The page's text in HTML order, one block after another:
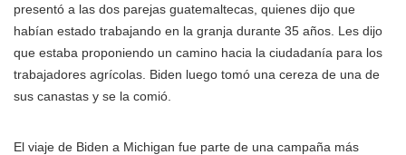
presentó a las dos parejas guatemaltecas, quienes dijo que
habían estado trabajando en la granja durante 35 años. Les dijo
que estaba proponiendo un camino hacia la ciudadanía para los
trabajadores agrícolas. Biden luego tomó una cereza de una de
sus canastas y se la comió.
El viaje de Biden a Michigan fue parte de una campaña más